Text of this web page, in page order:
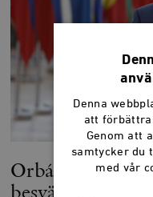
Orbán kommer
besvärlig
Denna
att förbättra
Genom att
samtycker du
med vår